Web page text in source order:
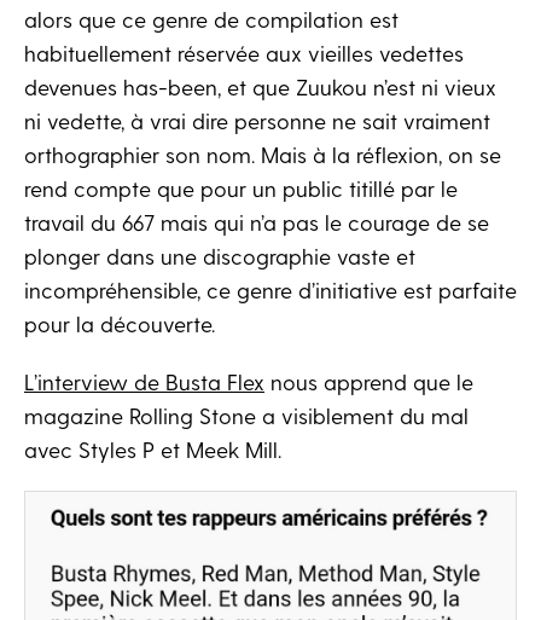
alors que ce genre de compilation est
habituellement réservée aux vieilles vedettes
devenues has-been, et que Zuukou n’est ni vieux
ni vedette, à vrai dire personne ne sait vraiment
orthographier son nom. Mais à la réflexion, on se
rend compte que pour un public titillé par le
travail du 667 mais qui n’a pas le courage de se
plonger dans une discographie vaste et
incompréhensible, ce genre d’initiative est parfaite
pour la découverte.
L’interview de Busta Flex nous apprend que le
magazine Rolling Stone a visiblement du mal
avec Styles P et Meek Mill.